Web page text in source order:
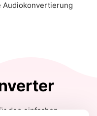
Audiokonvertierung
den einfachen